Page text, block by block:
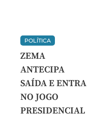
POLÍTICA
ZEMA
ANTECIPA
SAÍDA E ENTRA
NO JOGO
PRESIDENCIAL